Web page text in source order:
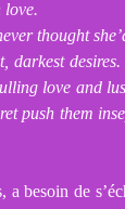
love.
thought
darkest
love and
push them
besoin de